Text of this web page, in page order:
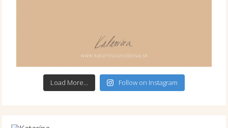
Load More... Follow on Instagram